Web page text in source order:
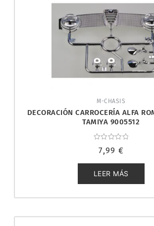
M-CHASIS
DECORACIÓN CARROCERÍA ALFA
TAMIYA 9005512
con
de
5
7,99 €
LEER MÁS